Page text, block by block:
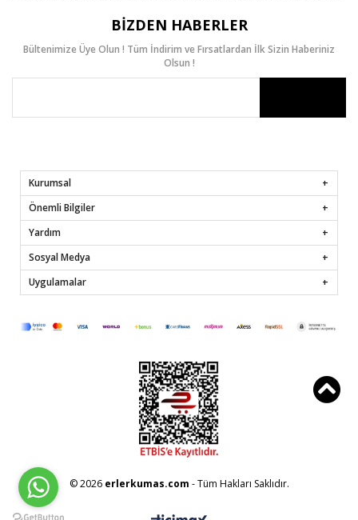
BIZDEN HABERLER
Bültenimize Üye Olun ! Tüm İndirim ve Fırsatlardan İlk Sizin Haberiniz
Olsun !
Kurumsal
Önemli Bilgiler
Yardım
Sosyal Medya
Uygulamalar
© 2026 erlerkumas.com - Tüm Hakları Saklıdır.